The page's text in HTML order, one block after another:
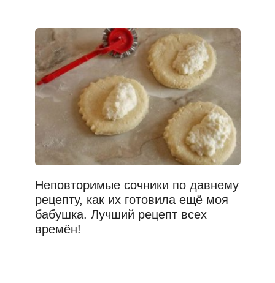
Неповторимые сочники по давнему
рецепту, как их готовила ещё моя
бабушка. Лучший рецепт всех
времён!